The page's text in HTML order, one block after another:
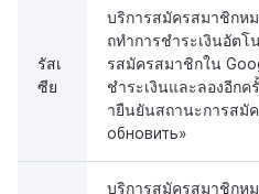
รัสเ
ซีย
บริการสมัครสมาชิกห
ถทำการชำระเงินอัต
รสมัครสมาชิกใน
ชำระเงินและลองอีก
ายืนยันสถานะการสมั
обновить»
บริการสมัครสมาชิกห